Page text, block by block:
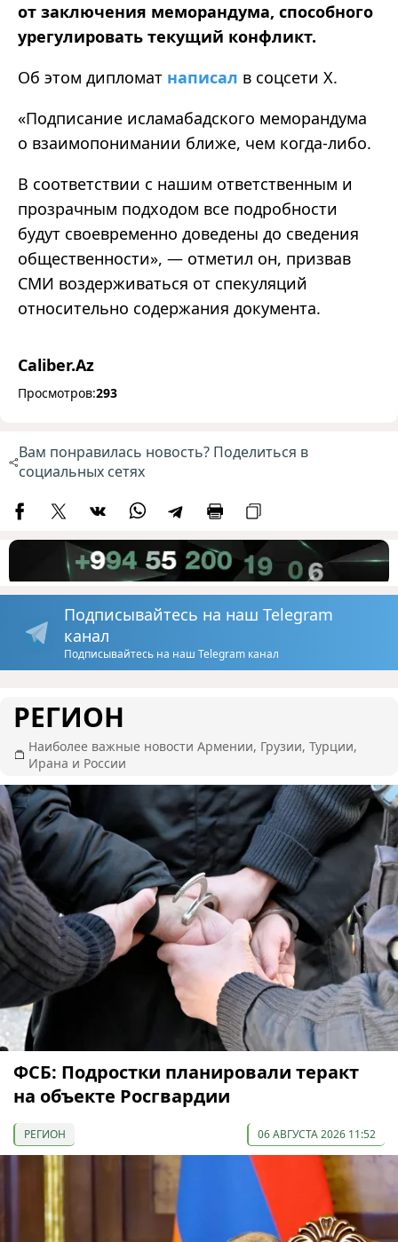
от заключения меморандума, способного
урегулировать текущий конфликт.
Об этом дипломат написал в соцсети X.
«Подписание исламабадского меморандума
о взаимопонимании ближе, чем когда-либо.
В соответствии с нашим ответственным и
прозрачным подходом все подробности
будут своевременно доведены до сведения
общественности», — отметил он, призвав
СМИ воздерживаться от спекуляций
относительно содержания документа.
Caliber.Az
Просмотров:293
Вам понравилась новость? Поделиться в
социальных сетях
Подписывайтесь на наш Telegram
канал
Подписывайтесь на наш Telegram канал
РЕГИОН
Наиболее важные новости Армении, Грузии, Турции,
Ирана и России
ФСБ: Подростки планировали теракт
на объекте Росгвардии
РЕГИОН 06 АВГУСТА 2026 11:52